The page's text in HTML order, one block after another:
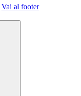
Vai al footer